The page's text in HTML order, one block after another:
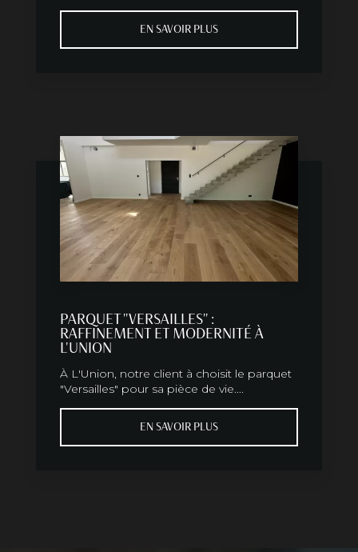
EN SAVOIR PLUS
PARQUET "VERSAILLES" :
RAFFINEMENT ET MODERNITÉ À
L'UNION
À L'Union, notre client à choisit le parquet
"Versailles" pour sa pièce de vie....
EN SAVOIR PLUS